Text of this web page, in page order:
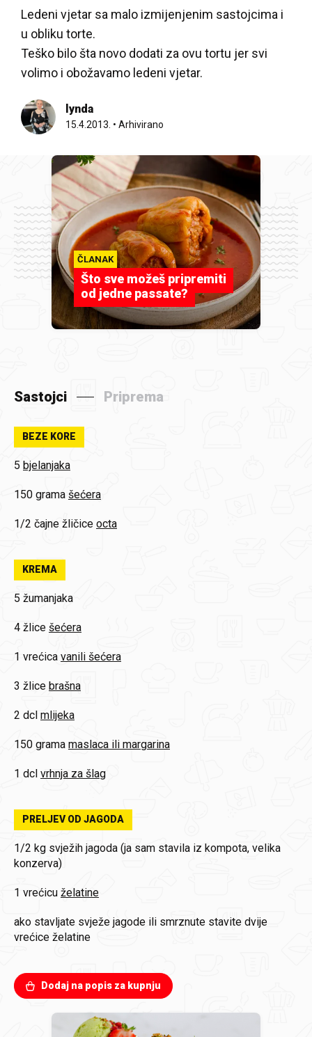
Ledeni vjetar sa malo izmijenjenim sastojcima i
u obliku torte.
Teško bilo šta novo dodati za ovu tortu jer svi
volimo i obožavamo ledeni vjetar.
lynda
15.4.2013. • Arhivirano
ČLANAK
Što sve možeš pripremiti
od jedne passate?
Sastojci Priprema
BEZE KORE
5 bjelanjaka
150 grama šećera
1/2 čajne žličice octa
KREMA
5 žumanjaka
4 žlice šećera
1 vrećica vanili šećera
3 žlice brašna
2 dcl mlijeka
150 grama maslaca ili margarina
1 dcl vrhnja za šlag
PRELJEV OD JAGODA
1/2 kg svježih jagoda (ja sam stavila iz kompota, velika
konzerva)
1 vrećicu želatine
ako stavljate svježe jagode ili smrznute stavite dvije
vrećice želatine
Dodaj na popis za kupnju